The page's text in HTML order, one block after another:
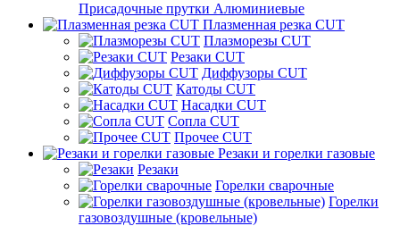
Присадочные прутки Алюминиевые
Плазменная резка CUT
Плазморезы CUT
Резаки CUT
Диффузоры CUT
Катоды CUT
Насадки CUT
Сопла CUT
Прочее CUT
Резаки и горелки газовые
Резаки
Горелки сварочные
Горелки
газовоздушные (кровельные)